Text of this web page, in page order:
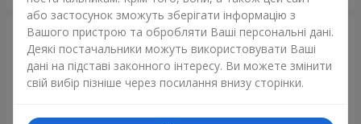
або застосунок зможуть зберігати інформацію з
Вашого пристрою та обробляти Ваші персональні дані.
Деякі постачальники можуть використовувати Ваші
дані на підставі законного інтересу. Ви можете змінити
свій вибір пізніше через посилання внизу сторінки.